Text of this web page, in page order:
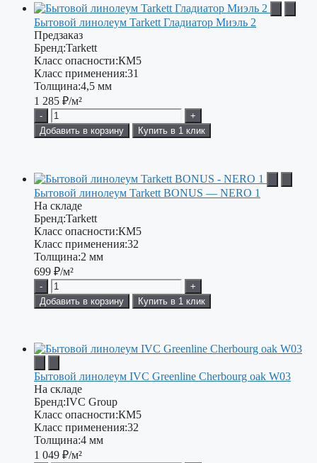
Бытовой линолеум Tarkett Гладиатор Миэль 2
Предзаказ
Бренд:Tarkett
Класс опасности:КМ5
Класс применения:31
Толщина:4,5 мм
1 285 ₽/м²
-
+
Добавить в корзину
Купить в 1 клик
Бытовой линолеум Tarkett BONUS — NERO 1
На складе
Бренд:Tarkett
Класс опасности:КМ5
Класс применения:32
Толщина:2 мм
699 ₽/м²
-
+
Добавить в корзину
Купить в 1 клик
Бытовой линолеум IVC Greenline Cherbourg oak W03
На складе
Бренд:IVC Group
Класс опасности:КМ5
Класс применения:32
Толщина:4 мм
1 049 ₽/м²